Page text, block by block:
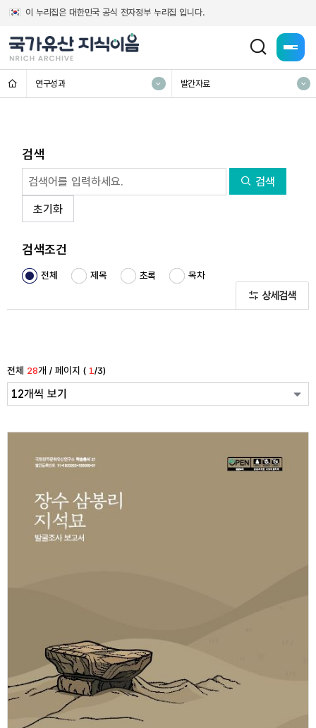
이 누리집은 대한민국 공식 전자정부 누리집 입니다.
전체
홈 연구성과 발간자료
검색
검색
초기화
검색조건
전체 제목 초록 목차
전체 28개 / 페이지 ( 1/3)